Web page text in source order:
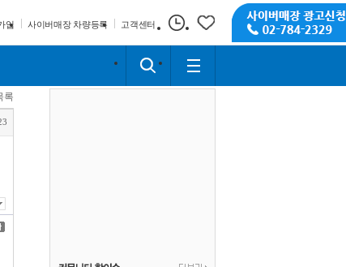
입 사이버매장 차량등록 고객센터
록